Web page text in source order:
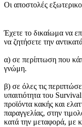
Οι αποστολές
Έχετε το δικαίωμα να
να ζητήσετε την
α) σε περίπτωση που
γνώμη.
β) σε όλες τις
υπαιτιότητα του
προϊόντα κακής και
παραγγελίας, στην
κατά την μεταφορά, με